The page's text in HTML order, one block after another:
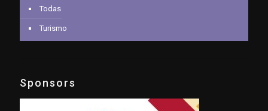
Todas
Turismo
Sponsors